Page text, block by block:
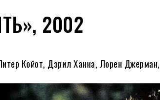
2002
Койот, Дэрил Ханна, Лорен